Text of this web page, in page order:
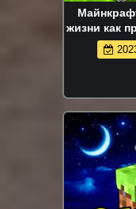
жизни как
ВИДЕО